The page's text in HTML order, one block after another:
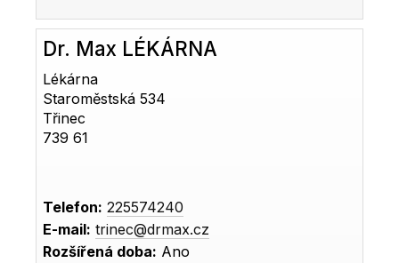
Dr. Max LÉKÁRNA
Lékárna
Staroměstská 534
Třinec
739 61
Telefon: 225574240
E-mail: trinec@drmax.cz
Rozšířená doba: Ano